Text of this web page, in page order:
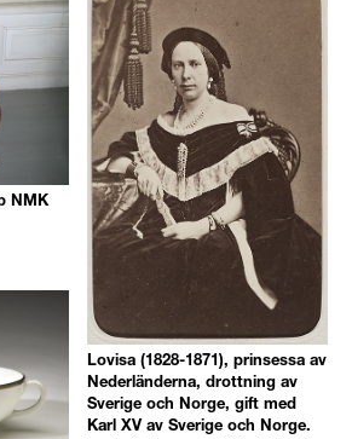
NMK
Lovisa (1828-1871), prinsessa av
Nederländerna, drottning av
Sverige och Norge, gift med
Karl XV av Sverige och Norge.